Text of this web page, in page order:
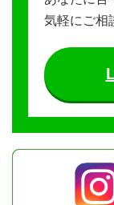
気軽にご相